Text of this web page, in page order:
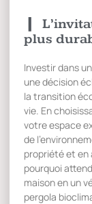
plus
Investir dans
une décision
la transition
vie. En
votre espace
de
propriété et en
pourquoi
maison en un
pergola